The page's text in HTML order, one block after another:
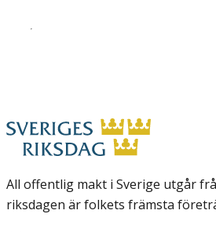
All offentlig makt i Sverige utgår
riksdagen är folkets främsta